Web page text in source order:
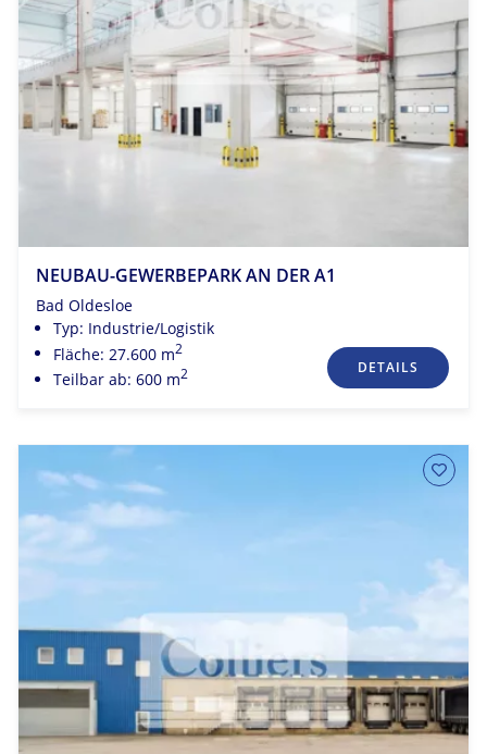
NEUBAU-GEWERBEPARK AN DER A1
Bad Oldesloe
Typ: Industrie/Logistik
Fläche: 27.600 m2
Teilbar ab: 600 m2 DETAILS